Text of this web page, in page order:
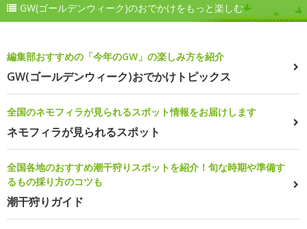
GW(ゴールデンウィーク)のおでかけをもっと楽しむ
編集部おすすめの「今年のGW」の楽しみ方を紹介
GW(ゴールデンウィーク)おでかけトピックス
全国のネモフィラが見られるスポット情報をお届けします
ネモフィラが見られるスポット
全国各地のおすすめ潮干狩りスポットを紹介！旬な時期や準備す
るもの採り方のコツも
潮干狩りガイド